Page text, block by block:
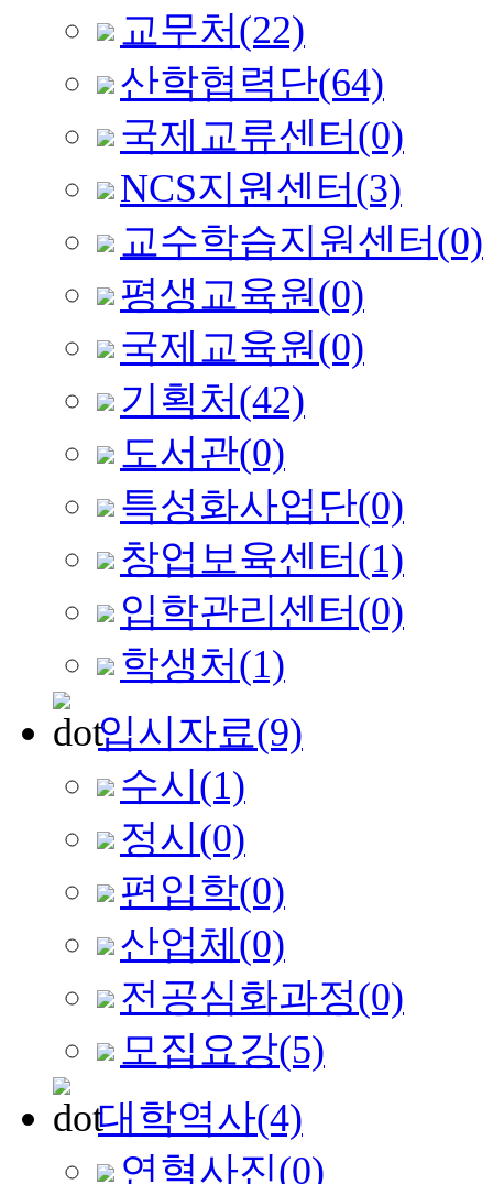
교무처 (22)
산학협력단(64)
국제교류센터 (0)
NCS지원센터 (3)
교수학습지원센터 (0)
평생교육원(0)
국제교육원(0)
기획처 (42)
도서관(0)
특성화사업단(0)
창업보육센터 (1)
입학관리센터 (0)
학생처 (1)
입시자료(9)
수시 (1)
정시 (0)
편입학(0)
산업체 (0)
전공심화과정(0)
모집요강(5)
대학역사(4)
연혁사진(0)